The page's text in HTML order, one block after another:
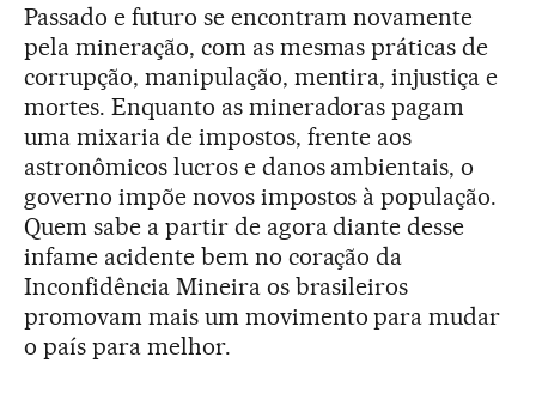
Passado e futuro se encontram novamente
pela mineração, com as mesmas práticas de
corrupção, manipulação, mentira, injustiça e
mortes. Enquanto as mineradoras pagam
uma mixaria de impostos, frente aos
astronômicos lucros e danos ambientais, o
governo impõe novos impostos à população.
Quem sabe a partir de agora diante desse
infame acidente bem no coração da
Inconfidência Mineira os brasileiros
promovam mais um movimento para mudar
o país para melhor.